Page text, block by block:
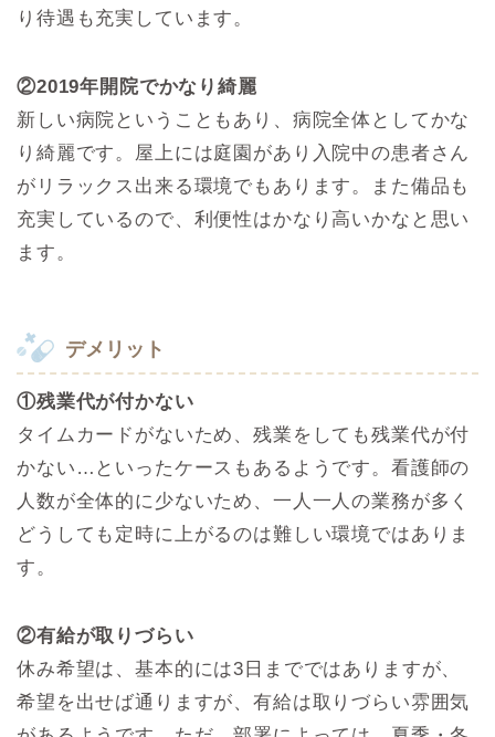
り待遇も充実しています。
②2019年開院でかなり綺麗
新しい病院ということもあり、病院全体としてかな
り綺麗です。屋上には庭園があり入院中の患者さん
がリラックス出来る環境でもあります。また備品も
充実しているので、利便性はかなり高いかなと思い
ます。
デメリット
①残業代が付かない
タイムカードがないため、残業をしても残業代が付
かない…といったケースもあるようです。看護師の
人数が全体的に少ないため、一人一人の業務が多く
どうしても定時に上がるのは難しい環境ではありま
す。
②有給が取りづらい
休み希望は、基本的には3日までではありますが、
希望を出せば通りますが、有給は取りづらい雰囲気